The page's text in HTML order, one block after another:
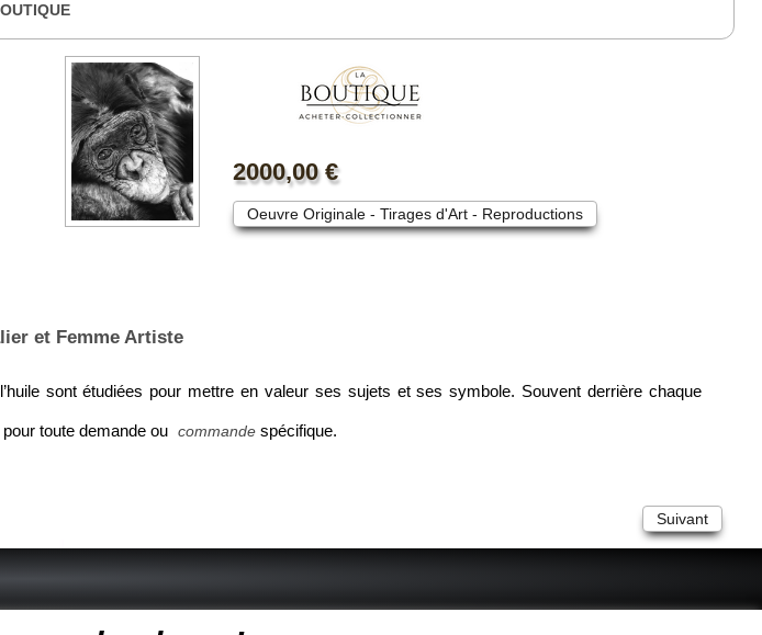
2000,00 €
Oeuvre Originale - Tirages d'Art - Reproductions
et Femme Artiste
sont étudiées pour mettre en valeur ses sujets et ses symbole. Souvent derrière chaque
toute demande ou commande spécifique.
Suivant